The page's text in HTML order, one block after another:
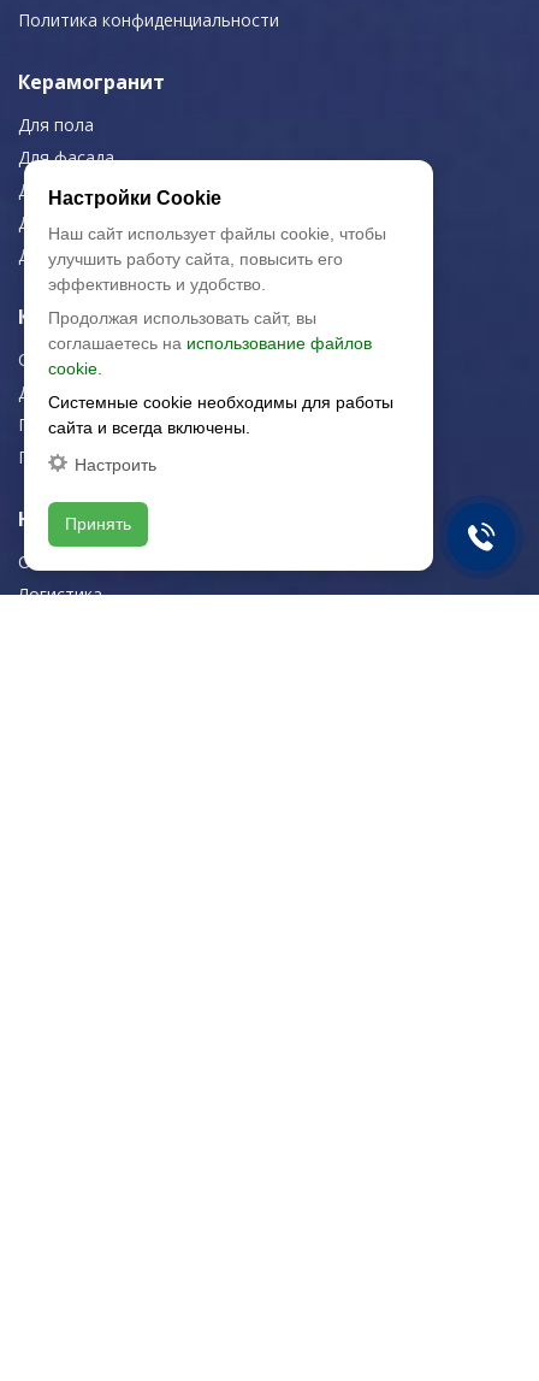
Политика конфиденциальности
Керамогранит
Для пола
Для фасада
Для дома/офиса
Для МОП
Для улицы
Керамическая плитка
Строительная плитка
Для дома/офиса
Плитка для стен
Плитка для пола
Навигация
О компании
Логистика
Настройки Cookie
Наш сайт использует файлы cookie, чтобы
улучшить работу сайта, повысить его
эффективность и удобство.
Продолжая использовать сайт, вы
соглашаетесь на использование файлов
cookie.
Системные cookie необходимы для работы
сайта и всегда включены.
Настроить
Принять